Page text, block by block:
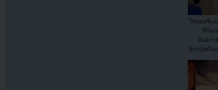
โซนยอชิแ
ที่กับเ
อันตรา
Boys)พร้